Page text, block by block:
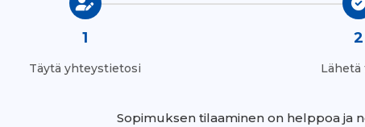
1
Täytä yhteystietosi
2
Lähetä
Sopimuksen tilaaminen on helppoa ja